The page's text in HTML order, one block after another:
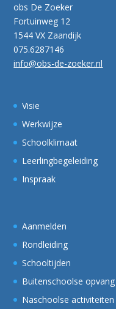
obs De Zoeker
Fortuinweg 12
1544 VX Zaandijk
075.6287146
info@obs-de-zoeker.nl
Visie
Werkwijze
Schoolklimaat
Leerlingbegeleiding
Inspraak
Aanmelden
Rondleiding
Schooltijden
Buitenschoolse opvang
Naschoolse activiteiten